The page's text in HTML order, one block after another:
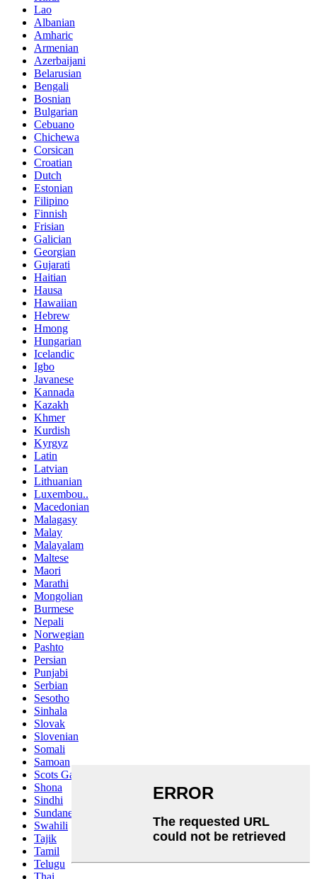
Lao
Albanian
Amharic
Armenian
Azerbaijani
Belarusian
Bengali
Bosnian
Bulgarian
Cebuano
Chichewa
Corsican
Croatian
Dutch
Estonian
Filipino
Finnish
Frisian
Galician
Georgian
Gujarati
Haitian
Hausa
Hawaiian
Hebrew
Hmong
Hungarian
Icelandic
Igbo
Javanese
Kannada
Kazakh
Khmer
Kurdish
Kyrgyz
Latin
Latvian
Lithuanian
Luxembou..
Macedonian
Malagasy
Malay
Malayalam
Maltese
Maori
Marathi
Mongolian
Burmese
Nepali
Norwegian
Pashto
Persian
Punjabi
Serbian
Sesotho
Sinhala
Slovak
Slovenian
Somali
Samoan
Scots Gaelic
Shona
Sindhi
Sundanese
Swahili
Tajik
Tamil
Telugu
Thai